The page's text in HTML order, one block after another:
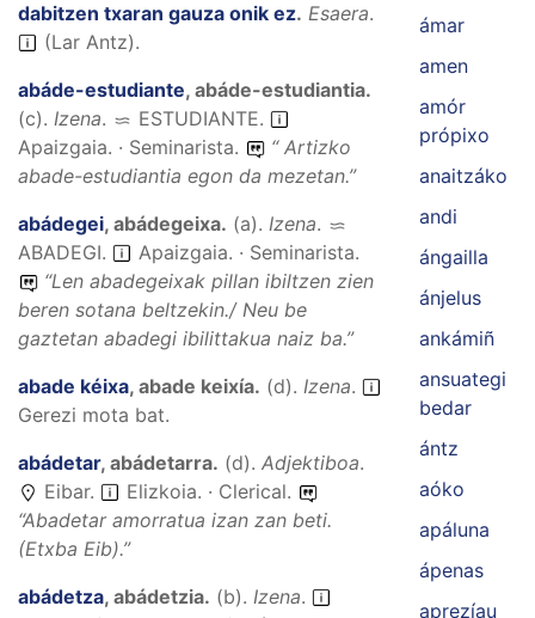
dabitzen txaran gauza onik ez. Esaera.
(Lar Antz).
abáde-estudiante, abáde-estudiantia.
(c). Izena. ESTUDIANTE.
Apaizgaia. · Seminarista.
“Artizko
abade-estudiantia egon da mezetan.”
abádegei, abádegeixa. (a). Izena.
ABADEGI.
Apaizgaia. · Seminarista.
“Len abadegeixak pillan ibiltzen zien
beren sotana beltzekin./ Neu be
gaztetan abadegi ibilittakua naiz ba.”
abade kéixa, abade keixía. (d). Izena.
Gerezi mota bat.
abádetar, abádetarra. (d). Adjektiboa.
Eibar.
Elizkoia. · Clerical.
“Abadetar amorratua izan zan beti.
(Etxba Eib).”
abádetza, abádetzia. (b). Izena.
ámar
amen
amór
própixo
anaitzáko
andi
ángailla
ánjelus
ankámiñ
ansuategi
bedar
ántz
aóko
apáluna
ápenas
aprezíau